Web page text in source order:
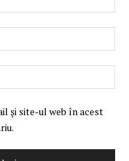
și site-ul web în acest